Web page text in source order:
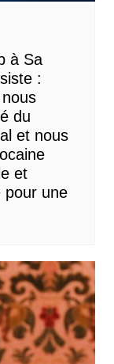
à Sa
:
du
et nous
et
pour une